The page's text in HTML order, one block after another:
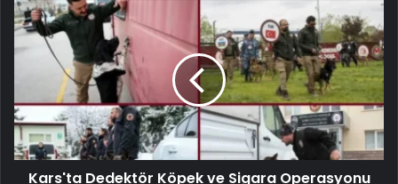
Kars'ta Dedektör Köpek ve Sigara Operasyonu